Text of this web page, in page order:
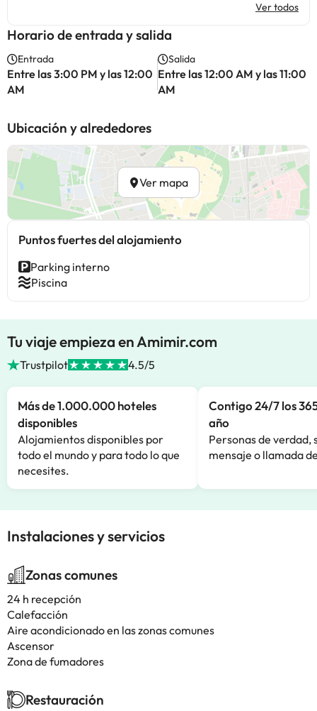
Ver todos
Horario de entrada y salida
Entrada
Entre las 3:00 PM y las 12:00
AM
Salida
Entre las 12:00 AM y las 11:00
AM
Ubicación y alrededores
Ver mapa
Puntos fuertes del alojamiento
Parking interno
Piscina
Tu viaje empieza en Amimir.com
Trustpilot 4.5/5
Más de 1.000.000 hoteles
disponibles
Alojamientos disponibles por
todo el mundo y para todo lo que
necesites.
Contigo 24/7 los
año
Personas de verdad,
mensaje o llamada
Instalaciones y servicios
Zonas comunes
24 h recepción
Calefacción
Aire acondicionado en las zonas comunes
Ascensor
Zona de fumadores
Restauración